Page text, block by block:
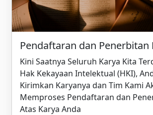
Pendaftaran dan Penerbitan
Kini Saatnya Seluruh Karya Kita
Hak Kekayaan Intelektual (HKI),
Kirimkan Karyanya dan Tim Kami
Memproses Pendaftaran dan
Atas Karya Anda